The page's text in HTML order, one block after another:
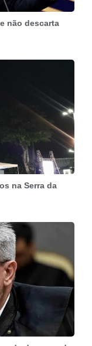
não descarta
na Serra da